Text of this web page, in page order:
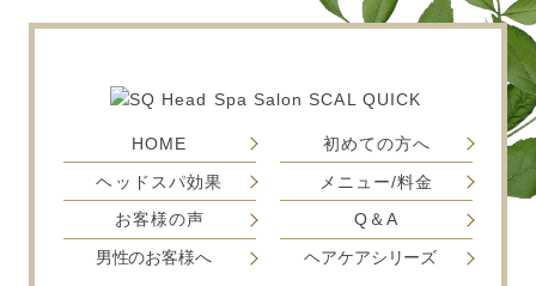
HOME
初めての方へ
ヘッドスパ効果
メニュー/料金
お客様の声
Q＆A
男性のお客様へ
ヘアケアシリーズ